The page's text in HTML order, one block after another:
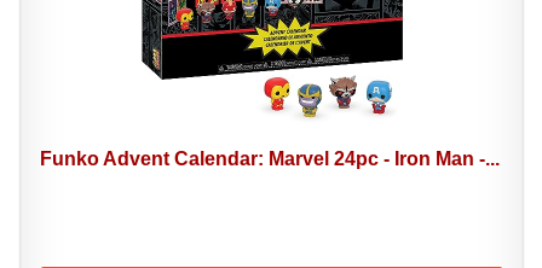
Funko Advent Calendar: Marvel 24pc - Iron Man -...